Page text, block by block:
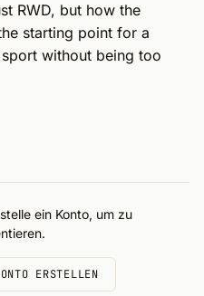
RWD, but how the
starting point for a
without being too
ein Konto, um zu
ERSTELLEN